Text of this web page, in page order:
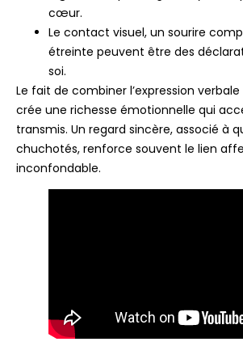
cœur.
Le contact visuel, un sourire
étreinte peuvent être des
soi.
Le fait de combiner l’expression
crée une richesse émotionnelle qui
transmis. Un regard sincère, associé à
chuchotés, renforce souvent le lien
inconfondable.